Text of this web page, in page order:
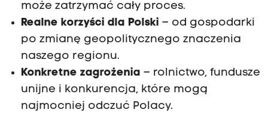
może zatrzymać cały proces.
Realne korzyści dla Polski – od gospodarki
po zmianę geopolitycznego znaczenia
naszego regionu.
Konkretne zagrożenia – rolnictwo, fundusze
unijne i konkurencja, które mogą
najmocniej odczuć Polacy.